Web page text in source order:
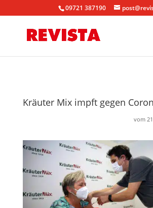
09721 387190
Kräuter Mix impft gegen
vom